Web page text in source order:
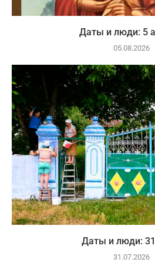
Даты и люди: 5
05.08.2026
Даты и люди:
31.07.2026